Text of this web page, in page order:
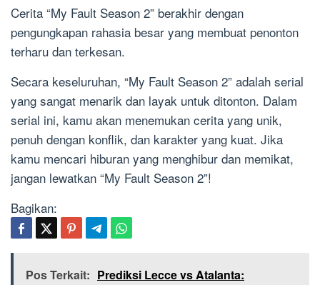
Cerita “My Fault Season 2” berakhir dengan
pengungkapan rahasia besar yang membuat penonton
terharu dan terkesan.
Secara keseluruhan, “My Fault Season 2” adalah serial
yang sangat menarik dan layak untuk ditonton. Dalam
serial ini, kamu akan menemukan cerita yang unik,
penuh dengan konflik, dan karakter yang kuat. Jika
kamu mencari hiburan yang menghibur dan memikat,
jangan lewatkan “My Fault Season 2”!
Bagikan:
Pos Terkait: Prediksi Lecce vs Atalanta: